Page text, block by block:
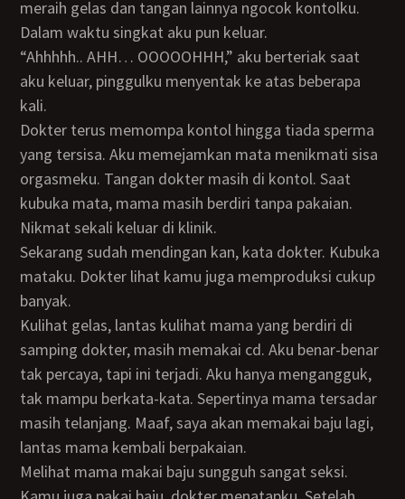
meraih gelas dan tangan lainnya ngocok kontolku.
Dalam waktu singkat aku pun keluar.
“Ahhhhh.. AHH… OOOOOHHH,” aku berteriak saat
aku keluar, pinggulku menyentak ke atas beberapa
kali.
Dokter terus memompa kontol hingga tiada sperma
yang tersisa. Aku memejamkan mata menikmati sisa
orgasmeku. Tangan dokter masih di kontol. Saat
kubuka mata, mama masih berdiri tanpa pakaian.
Nikmat sekali keluar di klinik.
Sekarang sudah mendingan kan, kata dokter. Kubuka
mataku. Dokter lihat kamu juga memproduksi cukup
banyak.
Kulihat gelas, lantas kulihat mama yang berdiri di
samping dokter, masih memakai cd. Aku benar-benar
tak percaya, tapi ini terjadi. Aku hanya mengangguk,
tak mampu berkata-kata. Sepertinya mama tersadar
masih telanjang. Maaf, saya akan memakai baju lagi,
lantas mama kembali berpakaian.
Melihat mama makai baju sungguh sangat seksi.